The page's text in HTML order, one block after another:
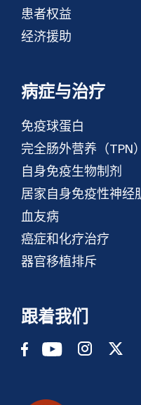
患者权益
经济援助
病症与治疗
免疫球蛋白
完全肠外营养（TPN）
自身免疫生物制剂
居家自身免疫性神经
血友病
癌症和化疗治疗
器官移植排斥
跟着我们